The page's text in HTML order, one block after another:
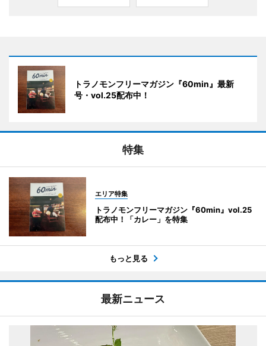
トラノモンフリーマガジン『60min』最新
号・vol.25配布中！
特集
エリア特集
トラノモンフリーマガジン『60min』vol.25
配布中！「カレー」を特集
もっと見る
最新ニュース